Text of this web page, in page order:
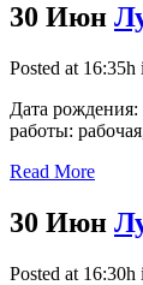
30 Июн
Posted at 16:35h
Дата
работы:
Read More
30 Июн
Posted at 16:30h